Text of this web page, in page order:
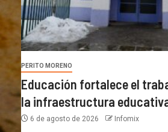
PERITO MORENO
Educación fortalece el
la infraestructura
6 de agosto de 2026 Infomix